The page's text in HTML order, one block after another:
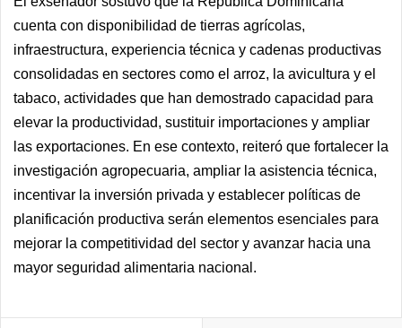
cuenta con disponibilidad de tierras agrícolas,
infraestructura, experiencia técnica y cadenas productivas
consolidadas en sectores como el arroz, la avicultura y el
tabaco, actividades que han demostrado capacidad para
elevar la productividad, sustituir importaciones y ampliar
las exportaciones. En ese contexto, reiteró que fortalecer la
investigación agropecuaria, ampliar la asistencia técnica,
incentivar la inversión privada y establecer políticas de
planificación productiva serán elementos esenciales para
mejorar la competitividad del sector y avanzar hacia una
mayor seguridad alimentaria nacional.